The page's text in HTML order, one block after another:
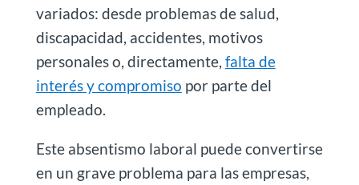
variados: desde problemas de salud,
discapacidad, accidentes, motivos
personales o, directamente, falta de
interés y compromiso por parte del
empleado.
Este absentismo laboral puede convertirse
en un grave problema para las empresas,